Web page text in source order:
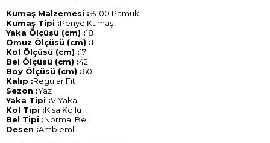
Kumaş Malzemesi :%100 Pamuk
Kumaş Tipi :Penye Kumaş
Yaka Ölçüsü (cm) :18
Omuz Ölçüsü (cm) :11
Kol Ölçüsü (cm) :17
Bel Ölçüsü (cm) :42
Boy Ölçüsü (cm) :60
Kalıp :Regular Fit
Sezon :Yaz
Yaka Tipi :V Yaka
Kol Tipi :Kısa Kollu
Bel Tipi :Normal Bel
Desen :Amblemli